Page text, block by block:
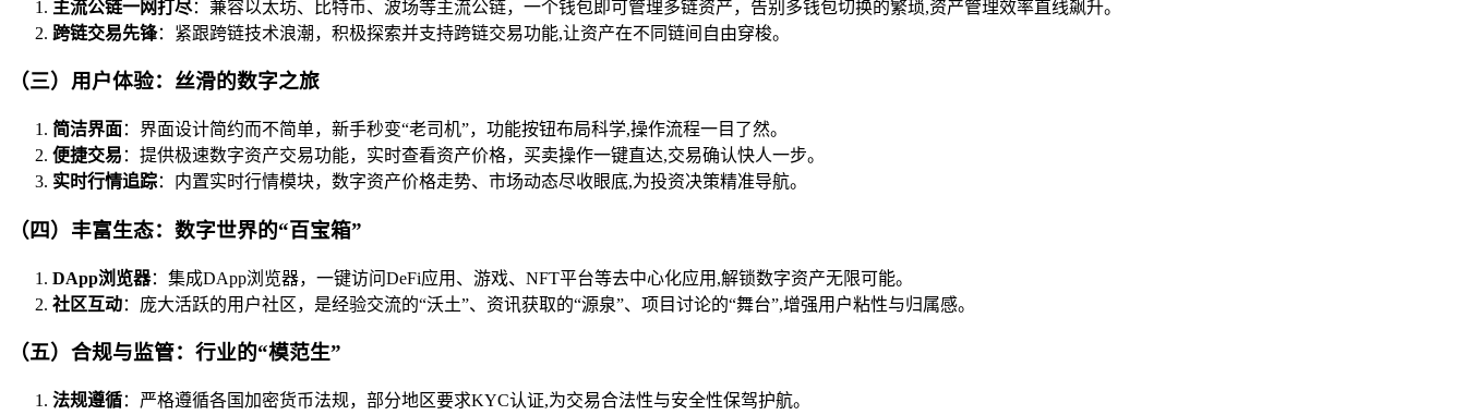
主流公链一网打尽：兼容以太坊、比特币、波场等主流公链，一个钱包即可管理多链资产，告别多钱包切换的繁琐,资产管理效率直线飙升。
跨链交易先锋：紧跟跨链技术浪潮，积极探索并支持跨链交易功能,让资产在不同链间自由穿梭。
（三）用户体验：丝滑的数字之旅
简洁界面：界面设计简约而不简单，新手秒变“老司机”，功能按钮布局科学,操作流程一目了然。
便捷交易 ：提供极速数字资产交易功能，实时查看资产价格，买卖操作一键直达,交易确认快人一步。
实时行情追踪：内置实时行情模块，数字资产价格走势、市场动态尽收眼底,为投资决策精准导航。
（四）丰富生态：数字世界的“百宝箱”
DApp浏览器：集成DApp浏览器，一键访问DeFi应用、游戏、NFT平台等去中心化应用,解锁数字资产无限可能。
社区互动：庞大活跃的用户社区，是经验交流的“沃土”、资讯获取的“源泉”、项目讨论的“舞台”,增强用户粘性与归属感。
（五）合规与监管：行业的“模范生”
法规遵循：严格遵循各国加密货币法规，部分地区要求KYC认证,为交易合法性与安全性保驾护航。